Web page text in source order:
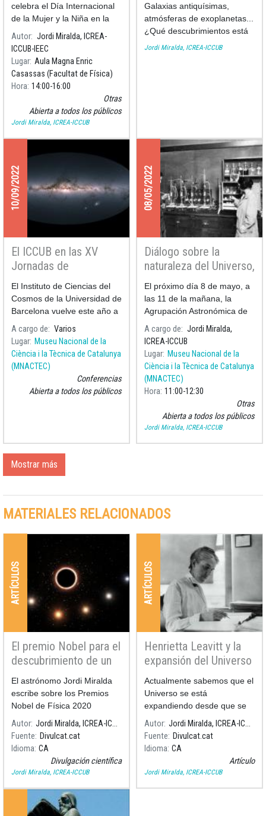
celebra el Día Internacional
de la Mujer y la Niña en la
Ciencia.
Autor Jordi Miralda, ICREA-
ICCUB-IEEC
Lugar Aula Magna Enric
Casassas (Facultat de Física)
Hora 14:00 16:00
Otras
Abierta a todos los públicos
Jordi Miralda, ICREA-ICCUB
en Ràdio Estel
Galaxias antiquísimas,
atmósferas de exoplanetas...
¿Qué descubrimientos está
haciendo el Telescopio
Jordi Miralda, ICREA-ICCUB
10/09/2022
El ICCUB en las XV
Jornadas de
Relatividad de la
Agrupación
Astronómica de
Terrassa
El Instituto de Ciencias del
Cosmos de la Universidad de
Barcelona vuelve este año a
participar en las Jornadas de
Relatividad organiz
A cargo de
Varios
Lugar Museu Nacional de la
Ciència i la Tècnica de Catalunya
(MNACTEC)
Conferencias
Abierta a todos los públicos
08/05/2022
Diálogo sobre la
naturaleza del Universo,
con la participación de
eminentes astrónomos
de la época modernista
El próximo día 8 de mayo, a
las 11 de la mañana, la
Agrupación Astronómica de
Terrassa prepara una
actuación sorpresa para todo
el púb
A cargo de
Jordi Miralda,
ICREA-ICCUB
Lugar Museu Nacional de la
Ciència i la Tècnica de Catalunya
(MNACTEC)
Hora 11:00 12:30
Otras
Abierta a todos los públicos
Jordi Miralda, ICREA-ICCUB
Mostrar más
MATERIALES RELACIONADOS
ARTÍCULOS
El premio Nobel para el
descubrimiento de un
gran agujero en el
centro de la Via Láctea
El astrónomo Jordi Miralda
escribe sobre los Premios
Nobel de Física 2020
Autor
Jordi Miralda, ICREA-ICCUB
Fuente Divulcat.cat
Idioma CA
Divulgación científica
Jordi Miralda, ICREA-ICCUB
ARTÍCULOS
Henrietta Leavitt y la
expansión del Universo
Actualmente sabemos que el
Universo se está
expandiendo desde que se
originó en el Gran Estallido
(lo que en inglés se llama
"Big Bang") hace trece mil
ochocientos millones de
años. Pero como llegamos a
Autor
Jordi Miralda, ICREA-ICCUB
Fuente Divulcat.cat
Idioma CA
Artículo
Jordi Miralda, ICREA-ICCUB